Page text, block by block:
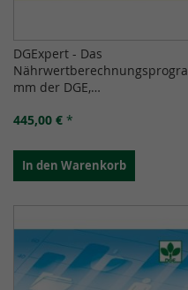
DGExpert - Das
Nährwertberechnungsprogra
mm der DGE,
Einzelplatzlizenz, Version 2.0
445,00 € *
In den Warenkorb